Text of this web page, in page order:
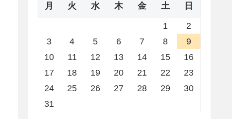
月 火 水 木 金 土 日
1
2
3
4 5 6 7 8
9
10
11 12 13 14 15
16
17
18 19 20 21 22
23
24
25 26 27 28 29
30
31